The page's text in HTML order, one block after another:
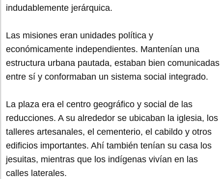
indudablemente jerárquica.
Las misiones eran unidades política y
económicamente independientes. Mantenían una
estructura urbana pautada, estaban bien comunicadas
entre sí y conformaban un sistema social integrado.
La plaza era el centro geográfico y social de las
reducciones. A su alrededor se ubicaban la iglesia, los
talleres artesanales, el cementerio, el cabildo y otros
edificios importantes. Ahí también tenían su casa los
jesuitas, mientras que los indígenas vivían en las
calles laterales.